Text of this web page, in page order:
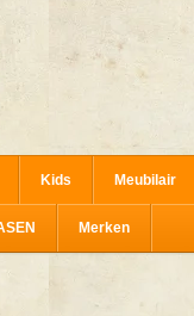
Kids Meubilair
Merken